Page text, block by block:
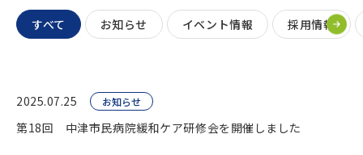
すべて お知らせ イベント情報 採用情報
2025.07.25 お知らせ
第18回 中津市民病院緩和ケア研修会を開催しました